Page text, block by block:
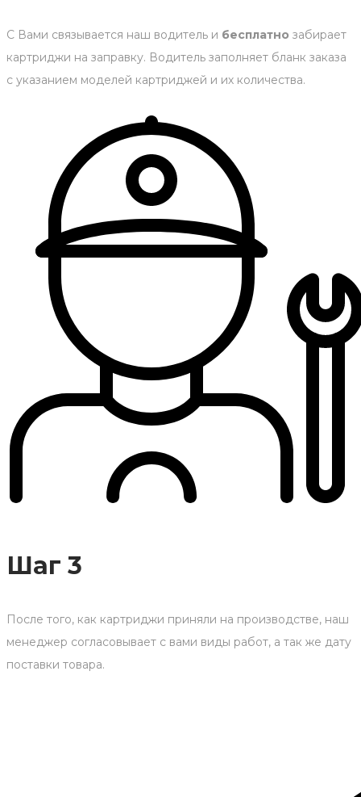
С Вами связывается наш водитель и бесплатно забирает
картриджи на заправку. Водитель заполняет бланк заказа
с указанием моделей картриджей и их количества.
Шаг 3
После того, как картриджи приняли на производстве, наш
менеджер согласовывает с вами виды работ, а так же дату
поставки товара.